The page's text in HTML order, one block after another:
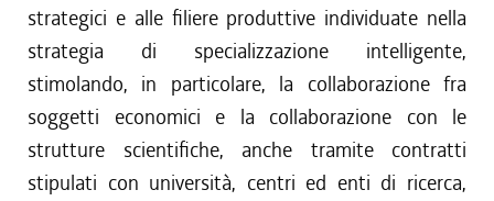
strategici e alle filiere produttive individuate nella
strategia di specializzazione intelligente,
stimolando, in particolare, la collaborazione fra
soggetti economici e la collaborazione con le
strutture scientifiche, anche tramite contratti
stipulati con università, centri ed enti di ricerca,